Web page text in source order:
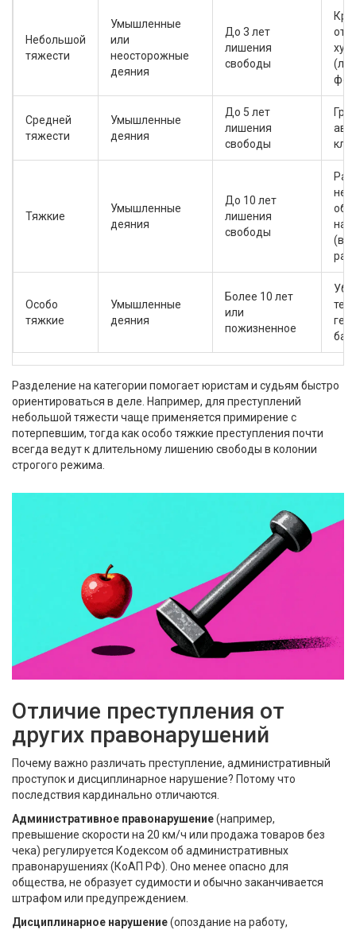
Небольшой
тяжести
Умышленные
или
неосторожные
деяния
До 3 лет
лишения
свободы
Средней
тяжести
Умышленные
деяния
До 5 лет
лишения
свободы
Тяжкие
Умышленные
деяния
До 10 лет
лишения
свободы
(в
Особо
тяжкие
Умышленные
деяния
Более 10 лет
или
пожизненное
Разделение на категории помогает юристам и судьям быстро
ориентироваться в деле. Например, для преступлений
небольшой тяжести чаще применяется примирение с
потерпевшим, тогда как особо тяжкие преступления почти
всегда ведут к длительному лишению свободы в колонии
строгого режима.
Отличие преступления от
других правонарушений
Почему важно различать преступление, административный
проступок и дисциплинарное нарушение? Потому что
последствия кардинально отличаются.
Административное правонарушение(например,
превышение скорости на 20 км/ч или продажа товаров без
чека) регулируется Кодексом об административных
правонарушениях (КоАП РФ). Оно менее опасно для
общества, не образует судимости и обычно заканчивается
штрафом или предупреждением.
Дисциплинарное нарушение(опоздание на работу,